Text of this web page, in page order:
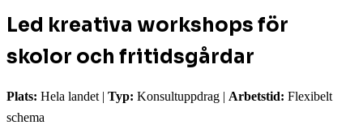
Led kreativa workshops för
skolor och fritidsgårdar
Plats: Hela landet | Typ: Konsultuppdrag | Arbetstid: Flexibelt
schema